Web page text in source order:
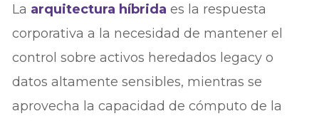
La arquitectura híbrida es la respuesta
corporativa a la necesidad de mantener el
control sobre activos heredados legacy o
datos altamente sensibles, mientras se
aprovecha la capacidad de cómputo de la